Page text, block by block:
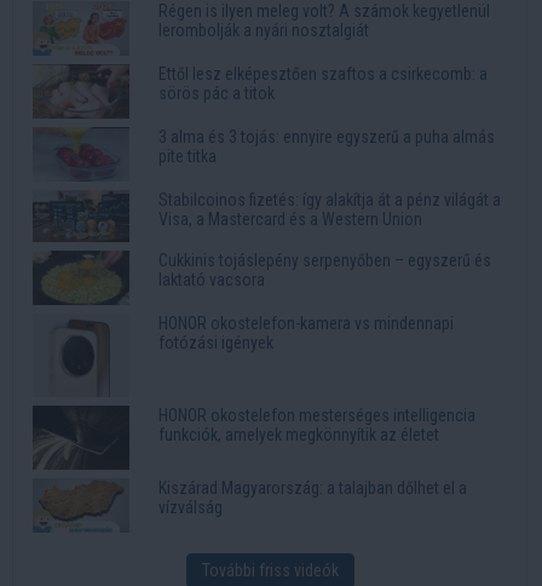
Régen is ilyen meleg volt? A számok kegyetlenül
lerombolják a nyári nosztalgiát
Ettől lesz elképesztően szaftos a csirkecomb: a
sörös pác a titok
3 alma és 3 tojás: ennyire egyszerű a puha almás
pite titka
Stabilcoinos fizetés: így alakítja át a pénz világát a
Visa, a Mastercard és a Western Union
Cukkinis tojáslepény serpenyőben – egyszerű és
laktató vacsora
HONOR okostelefon-kamera vs mindennapi
fotózási igények
HONOR okostelefon mesterséges intelligencia
funkciók, amelyek megkönnyítik az életet
Kiszárad Magyarország: a talajban dőlhet el a
vízválság
További friss videók